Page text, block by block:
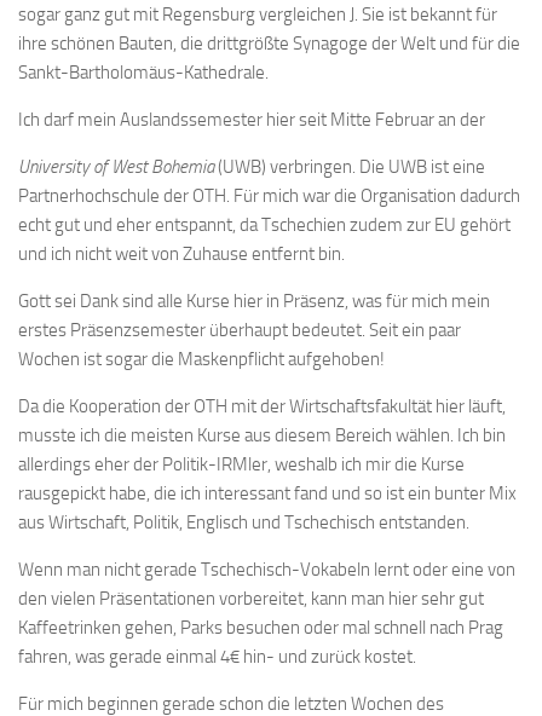
sogar ganz gut mit Regensburg vergleichen J. Sie ist bekannt für
ihre schönen Bauten, die drittgrößte Synagoge der Welt und für die
Sankt-Bartholomäus-Kathedrale.
Ich darf mein Auslandssemester hier seit Mitte Februar an der
University of West Bohemia(UWB) verbringen. Die UWB ist eine
Partnerhochschule der OTH. Für mich war die Organisation dadurch
echt gut und eher entspannt, da Tschechien zudem zur EU gehört
und ich nicht weit von Zuhause entfernt bin.
Gott sei Dank sind alle Kurse hier in Präsenz, was für mich mein
erstes Präsenzsemester überhaupt bedeutet. Seit ein paar
Wochen ist sogar die Maskenpflicht aufgehoben!
Da die Kooperation der OTH mit der Wirtschaftsfakultät hier läuft,
musste ich die meisten Kurse aus diesem Bereich wählen. Ich bin
allerdings eher der Politik-IRMler, weshalb ich mir die Kurse
rausgepickt habe, die ich interessant fand und so ist ein bunter Mix
aus Wirtschaft, Politik, Englisch und Tschechisch entstanden.
Wenn man nicht gerade Tschechisch-Vokabeln lernt oder eine von
den vielen Präsentationen vorbereitet, kann man hier sehr gut
Kaffeetrinken gehen, Parks besuchen oder mal schnell nach Prag
fahren, was gerade einmal 4€ hin- und zurück kostet.
Für mich beginnen gerade schon die letzten Wochen des